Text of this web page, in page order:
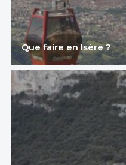
Que faire en Isère ?